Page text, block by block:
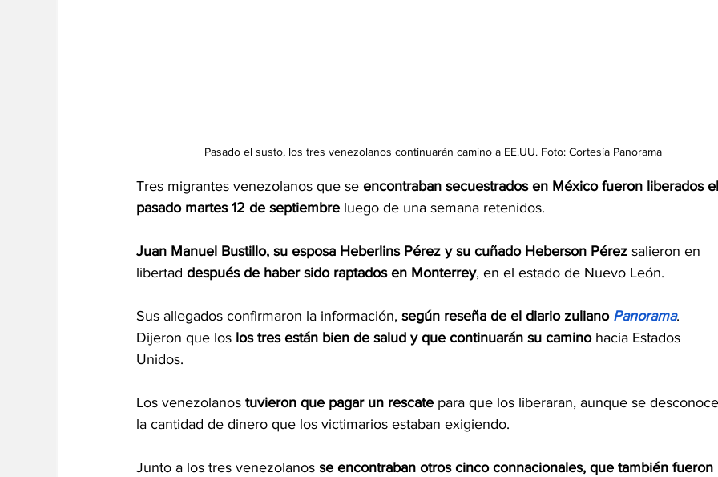
Pasado el susto, los tres venezolanos continuarán camino a EE.UU. Foto: Cortesía Panorama
Tres migrantes venezolanos que se encontraban secuestrados en México fueron liberados
pasado martes 12 de septiembre luego de una semana retenidos.
Juan Manuel Bustillo, su esposa Heberlins Pérez y su cuñado Heberson Pérez salieron en
libertad después de haber sido raptados en Monterrey, en el estado de Nuevo León.
Sus allegados confirmaron la información, según reseña de el diario zuliano Panorama.
Dijeron que los los tres están bien de salud y que continuarán su camino hacia Estados
Unidos.
Los venezolanos tuvieron que pagar un rescate para que los liberaran, aunque se
la cantidad de dinero que los victimarios estaban exigiendo.
Junto a los tres venezolanos se encontraban otros cinco connacionales, que también fueron